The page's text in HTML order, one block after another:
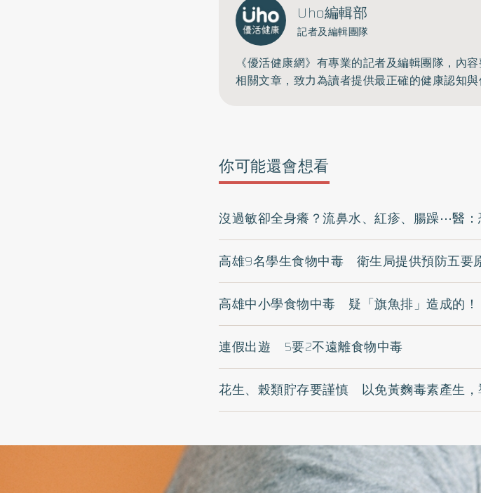
Uho編輯部
記者及編輯團隊
《優活健康網》有專業的記者及編輯團隊，內
相關文章，致力為讀者提供最正確的健康認知與
你可能還會想看
沒過敏卻全身癢？流鼻水、紅疹、腸躁⋯醫：
高雄9名學生食物中毒 衛生局提供預防五要
高雄中小學食物中毒 疑「旗魚排」造成的！
連假出遊 5要2不遠離食物中毒
花生、榖類貯存要謹慎 以免黃麴毒素產生，